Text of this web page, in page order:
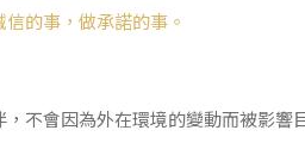
的事，做承諾的事。
，不會因為外在環境的變動而被影響